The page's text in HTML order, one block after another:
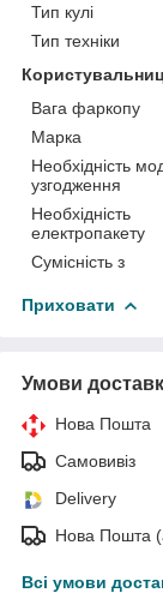
Тип кулі
Тип техніки
Вага фаркопу
Марка
Необхідність
узгодження
Необхідність
електропакету
Сумісність з
Приховати
Умови
Нова Пошта
Самовивіз
Delivery
Нова Пошта
Всі умови